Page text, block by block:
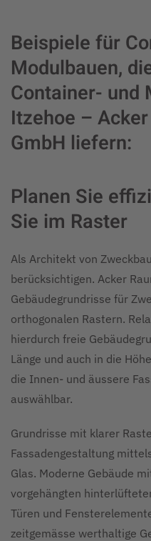
Beispiele für
Modulbauen,
Container- und
Itzehoe –
GmbH liefern:
Planen Sie
Sie im Raster
Als Architekt von
berücksichtigen. Acker
Gebäudegrundrisse für
orthogonalen Rastern.
hierdurch freie
Länge und auch in die
die Innen- und äussere
auswählbar.
Grundrisse mit klarer
Fassadengestaltung
Glas. Moderne Gebäude
vorgehängten
Türen und
zeitgemässe werthaltige